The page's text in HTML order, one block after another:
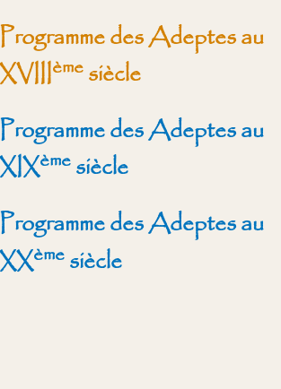
Programme des Adeptes au
XVIIIèmesiècle
Programme des Adeptes au
XIXèmesiècle
Programme des Adeptes au
XXèmesiècle